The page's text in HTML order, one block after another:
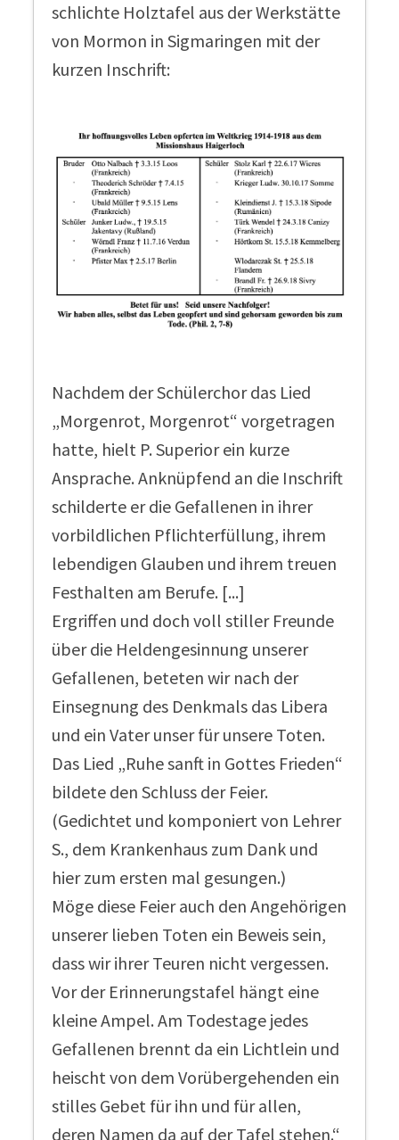
schlichte Holztafel aus der Werkstätte
von Mormon in Sigmaringen mit der
kurzen Inschrift:
Nachdem der Schülerchor das Lied
„Morgenrot, Morgenrot“ vorgetragen
hatte, hielt P. Superior ein kurze
Ansprache. Anknüpfend an die Inschrift
schilderte er die Gefallenen in ihrer
vorbildlichen Pflichterfüllung, ihrem
lebendigen Glauben und ihrem treuen
Festhalten am Berufe. [...]
Ergriffen und doch voll stiller Freunde
über die Heldengesinnung unserer
Gefallenen, beteten wir nach der
Einsegnung des Denkmals das Libera
und ein Vater unser für unsere Toten.
Das Lied „Ruhe sanft in Gottes Frieden“
bildete den Schluss der Feier.
(Gedichtet und komponiert von Lehrer
S., dem Krankenhaus zum Dank und
hier zum ersten mal gesungen.)
Möge diese Feier auch den Angehörigen
unserer lieben Toten ein Beweis sein,
dass wir ihrer Teuren nicht vergessen.
Vor der Erinnerungstafel hängt eine
kleine Ampel. Am Todestage jedes
Gefallenen brennt da ein Lichtlein und
heischt von dem Vorübergehenden ein
stilles Gebet für ihn und für allen,
deren Namen da auf der Tafel stehen.“